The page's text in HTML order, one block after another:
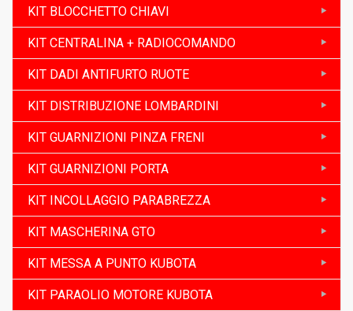
KIT BLOCCHETTO CHIAVI
KIT CENTRALINA + RADIOCOMANDO
KIT DADI ANTIFURTO RUOTE
KIT DISTRIBUZIONE LOMBARDINI
KIT GUARNIZIONI PINZA FRENI
KIT GUARNIZIONI PORTA
KIT INCOLLAGGIO PARABREZZA
KIT MASCHERINA GTO
KIT MESSA A PUNTO KUBOTA
KIT PARAOLIO MOTORE KUBOTA